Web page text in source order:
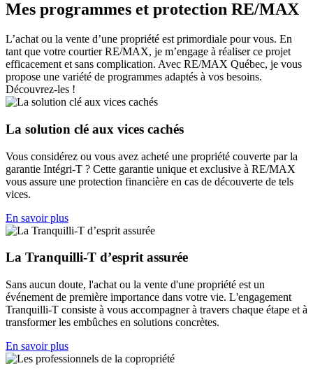
Mes programmes et protection RE/MAX
L’achat ou la vente d’une propriété est primordiale pour vous. En
tant que votre courtier RE/MAX, je m’engage à réaliser ce projet
efficacement et sans complication. Avec RE/MAX Québec, je vous
propose une variété de programmes adaptés à vos besoins.
Découvrez-les !
La solution clé aux vices cachés
Vous considérez ou vous avez acheté une propriété couverte par la
garantie Intégri-T ? Cette garantie unique et exclusive à RE/MAX
vous assure une protection financière en cas de découverte de tels
vices.
En savoir plus
La Tranquilli-T d’esprit assurée
Sans aucun doute, l'achat ou la vente d'une propriété est un
événement de première importance dans votre vie. L'engagement
Tranquilli-T consiste à vous accompagner à travers chaque étape et à
transformer les embûches en solutions concrètes.
En savoir plus